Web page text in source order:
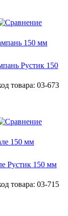
Рустик 150
товара: 03-673
Рустик 150 мм
товара: 03-715